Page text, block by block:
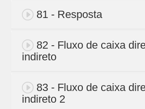
81 - Resposta
82 - Fluxo de caixa
indireto
83 - Fluxo de caixa
indireto 2